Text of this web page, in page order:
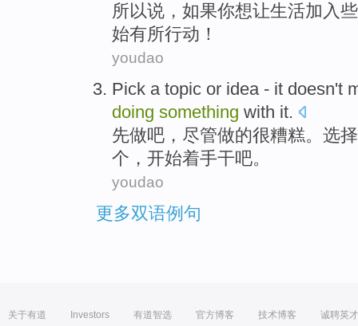
所以说 ， 如果你想让生活加入些
始有所行动！
youdao
Pick a topic or idea- it doesn't
doing something with it.
先做吧，尽管做的很糟糕。 选择
个， 开始着手干吧。
youdao
更多双语例句
关于有道 Investors 有道智选 官方博客 技术博客 诚聘英才